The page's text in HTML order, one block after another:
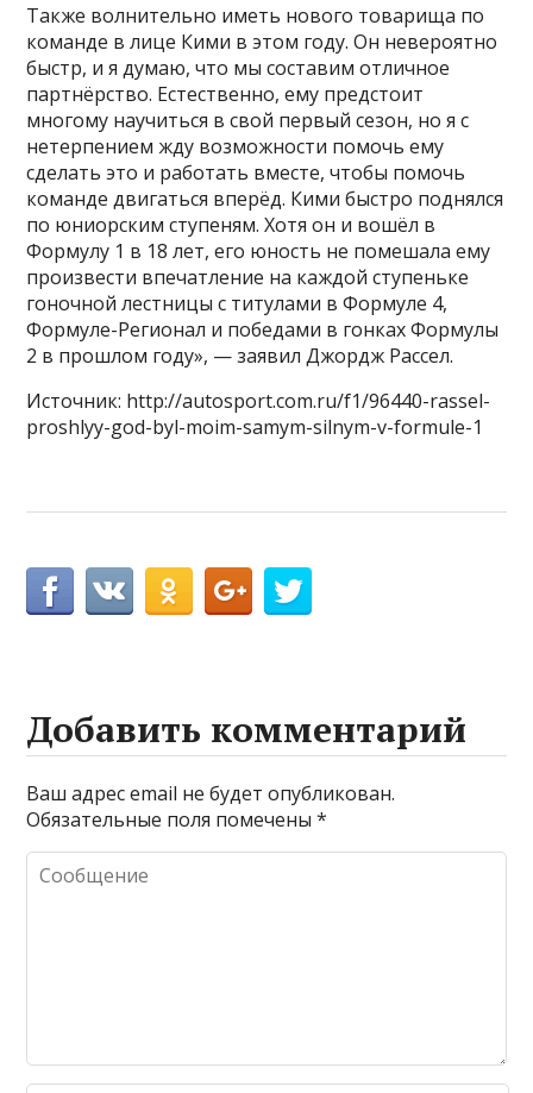
Также волнительно иметь нового товарища по
команде в лице Кими в этом году. Он невероятно
быстр, и я думаю, что мы составим отличное
партнёрство. Естественно, ему предстоит
многому научиться в свой первый сезон, но я с
нетерпением жду возможности помочь ему
сделать это и работать вместе, чтобы помочь
команде двигаться вперёд. Кими быстро поднялся
по юниорским ступеням. Хотя он и вошёл в
Формулу 1 в 18 лет, его юность не помешала ему
произвести впечатление на каждой ступеньке
гоночной лестницы с титулами в Формуле 4,
Формуле-Регионал и победами в гонках Формулы
2 в прошлом году», — заявил Джордж Рассел.
Источник: http://autosport.com.ru/f1/96440-rassel-
proshlyy-god-byl-moim-samym-silnym-v-formule-1
Добавить комментарий
Ваш адрес email не будет опубликован.
Обязательные поля помечены*